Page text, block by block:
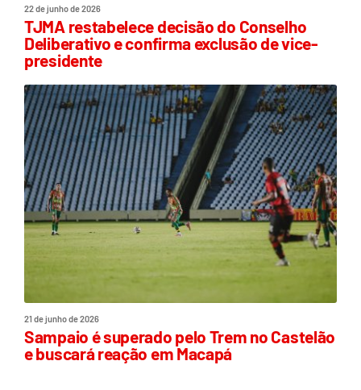
22 de junho de 2026
TJMA restabelece decisão do Conselho
Deliberativo e confirma exclusão de vice-
presidente
21 de junho de 2026
Sampaio é superado pelo Trem no Castelão
e buscará reação em Macapá